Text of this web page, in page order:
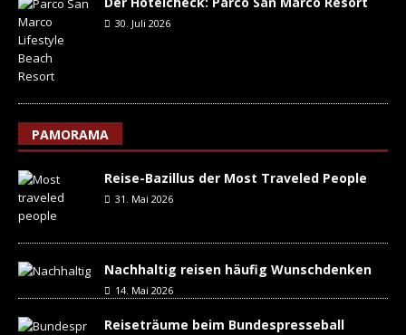
30. Juli 2026
PAMORAMA
Reise-Bazillus der Most Traveled People
31. Mai 2026
Nachhaltig reisen häufig Wunschdenken
14. Mai 2026
Reiseträume beim Bundespresseball